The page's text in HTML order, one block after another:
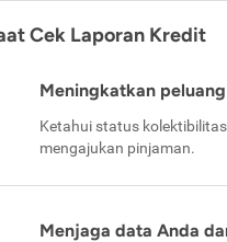
Cek Laporan Kredit
Meningkatkan
Ketahui status
mengajukan pinjaman.
Menjaga data Anda